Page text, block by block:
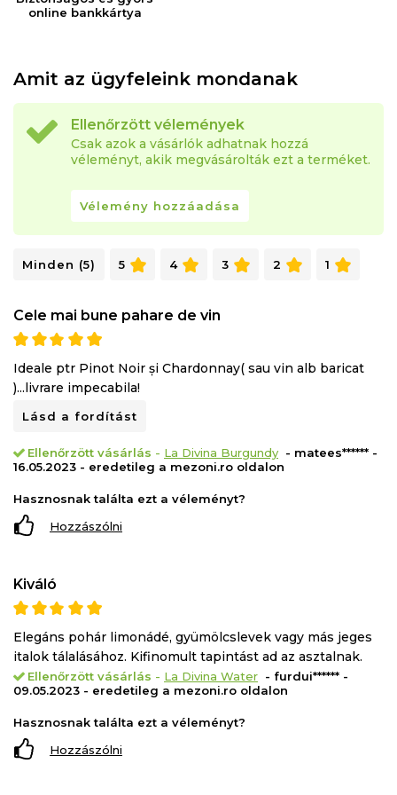
online bankkártya
Amit az ügyfeleink mondanak
Ellenőrzött vélemények
Csak azok a vásárlók adhatnak hozzá
véleményt, akik megvásárolták ezt a terméket.
Vélemény hozzáadása
Minden (5) 5 4 3 2 1
Cele mai bune pahare de vin
Ideale ptr Pinot Noir și Chardonnay( sau vin alb baricat
)...livrare impecabila!
Lásd a fordítást
Ellenőrzött vásárlás - La Divina Burgundy - matees****** -
16.05.2023 - eredetileg a mezoni.ro oldalon
Hasznosnak találta ezt a véleményt?
Hozzászólni
Kiváló
Elegáns pohár limonádé, gyümölcslevek vagy más jeges
italok tálalásához. Kifinomult tapintást ad az asztalnak.
Ellenőrzött vásárlás - La Divina Water - furdui****** -
09.05.2023 - eredetileg a mezoni.ro oldalon
Hasznosnak találta ezt a véleményt?
Hozzászólni